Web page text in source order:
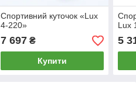
Спортивний куточок «Lux
4-220»
7 697₴
Купити
Lux
5